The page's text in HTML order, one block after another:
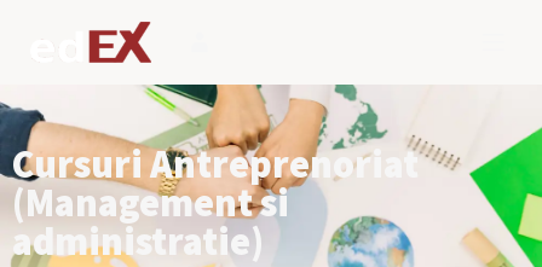
Cursuri Antreprenoriat
(Management si
administratie)